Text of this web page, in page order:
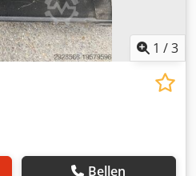
1 /3
Bellen